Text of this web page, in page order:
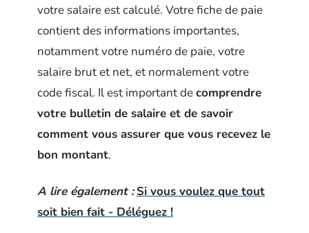
votre salaire est calculé. Votre fiche de paie
contient des informations importantes,
notamment votre numéro de paie, votre
salaire brut et net, et normalement votre
code fiscal. Il est important decomprendre
votre bulletin de salaire et de savoir
comment vous assurer que vous recevez le
bon montant.
A lire également : Si vous voulez que tout
soit bien fait - Déléguez !